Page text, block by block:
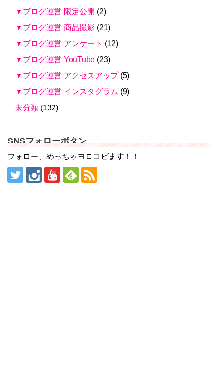
▼ブログ運営 限定公開 (2)
▼ブログ運営 商品撮影 (21)
▼ブログ運営 アンケート (12)
▼ブログ運営 YouTube (23)
▼ブログ運営 アクセスアップ(5)
▼ブログ運営 インスタグラム (9)
未分類 (132)
SNSフォローボタン
フォロー、めっちゃヨロコビます！！